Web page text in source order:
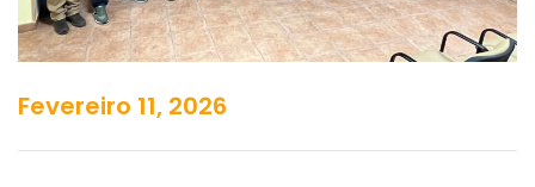
Fevereiro 11, 2026